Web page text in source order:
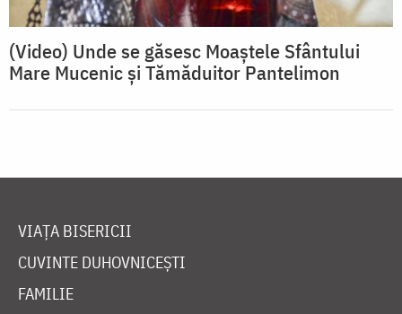
(Video) Unde se găsesc Moaștele Sfântului
Mare Mucenic și Tămăduitor Pantelimon
VIAȚA BISERICII
CUVINTE DUHOVNICEȘTI
FAMILIE